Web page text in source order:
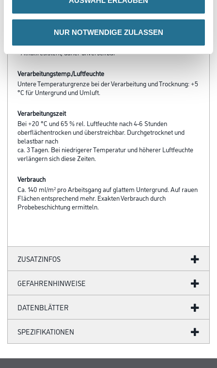
NUR NOTWENDIGE ZULASSEN
- sd-Wert < 0,3 m
Desinfektions- und Haushalts­reinigungsmittel
- Leichte Verarbeitung
- Alkaliresistent, daher unverseifbar
Verarbeitungstemp./Luftfeuchte
Untere Temperaturgrenze bei der Verarbeitung und Trocknung: +5
°C für Untergrund und Umluft.
Verarbeitungszeit
Bei +20 °C und 65 % rel. Luftfeuchte nach 4-6 Stunden
oberflächentrocken und überstreichbar. Durchgetrocknet und
belastbar nach
ca. 3 Tagen. Bei niedrigerer Temperatur und höherer Luftfeuchte
verlängern sich diese Zeiten.
Verbrauch
Ca. 140 ml/m² pro Arbeitsgang auf glattem Untergrund. Auf rauen
Flächen entsprechend mehr. Exakten Verbrauch durch
Probebeschichtung ermitteln.
ZUSATZINFOS
GEFAHRENHINWEISE
DATENBLÄTTER
SPEZIFIKATIONEN